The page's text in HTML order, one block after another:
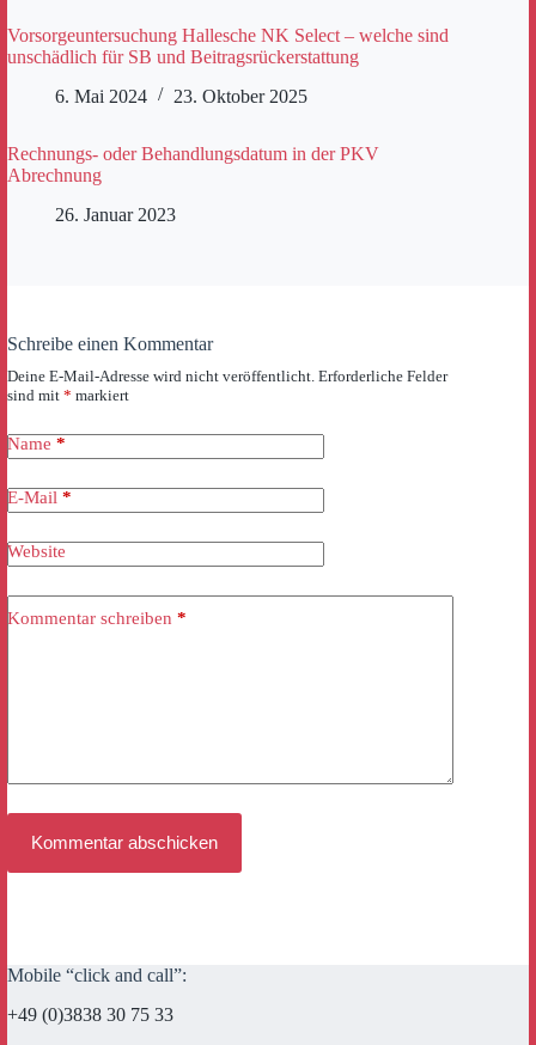
Vorsorgeuntersuchung Hallesche NK Select – welche sind
unschädlich für SB und Beitragsrückerstattung
6. Mai 2024
23. Oktober 2025
Rechnungs- oder Behandlungsdatum in der PKV
Abrechnung
26. Januar 2023
Schreibe einen Kommentar
Deine E-Mail-Adresse wird nicht veröffentlicht. Erforderliche Felder
sind mit * markiert
Name *
E-Mail *
Website
Kommentar schreiben *
Kommentar abschicken
Mobile “click and call”:
+49 (0)3838 30 75 33